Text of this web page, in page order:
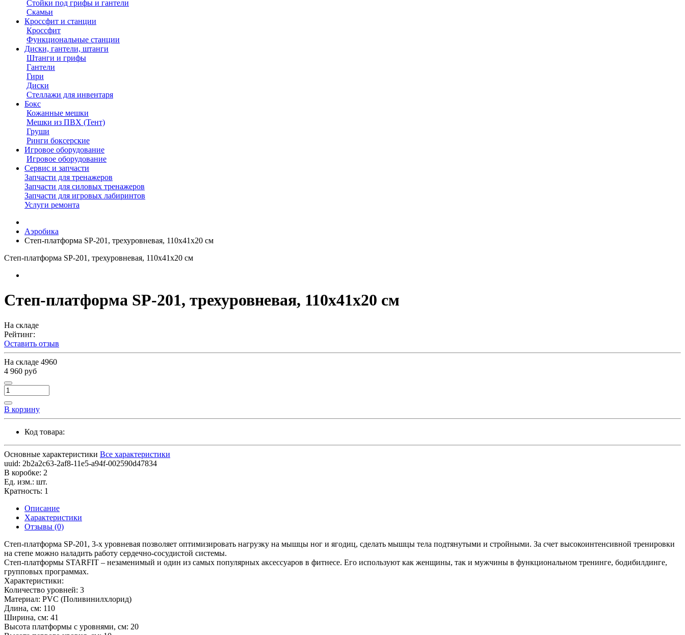
Стойки под грифы и гантели
Скамьи
Кроссфит и станции
Кроссфит
Функциональные станции
Диски, гантели, штанги
Штанги и грифы
Гантели
Гири
Диски
Стеллажи для инвентаря
Бокс
Кожанные мешки
Мешки из ПВХ (Тент)
Груши
Ринги боксерские
Игровое оборудование
Игровое оборудование
Сервис и запчасти
Запчасти для тренажеров
Запчасти для силовых тренажеров
Запчасти для игровых лабиринтов
Услуги ремонта
Аэробика
Степ-платформа SP-201, трехуровневая, 110х41х20 см
Степ-платформа SP-201, трехуровневая, 110х41х20 см
Степ-платформа SP-201, трехуровневая, 110х41х20 см
На складе
Рейтинг:
Оставить отзыв
На складе 4960
4 960 руб
В корзину
Код товара:
Основные характеристики Все характеристики
uuid: 2b2a2c63-2af8-11e5-a94f-002590d47834
В коробке: 2
Ед. изм.: шт.
Кратность: 1
Описание
Характеристики
Отзывы (0)
Степ-платформа SP-201, 3-х уровневая позволяет оптимизировать нагрузку на мышцы ног и ягодиц, сделать мышцы тела подтянутыми и стройными. За счет высокоинтенсивной тренировки
на степе можно наладить работу сердечно-сосудистой системы.
Степ-платформы STARFIT – незаменимый и один из самых популярных аксессуаров в фитнесе. Его используют как женщины, так и мужчины в функциональном тренинге, бодибилдинге,
групповых программах.
Характеристики:
Количество уровней: 3
Материал: PVC (Поливинилхлорид)
Длина, см: 110
Ширина, см: 41
Высота платформы с уровнями, см: 20